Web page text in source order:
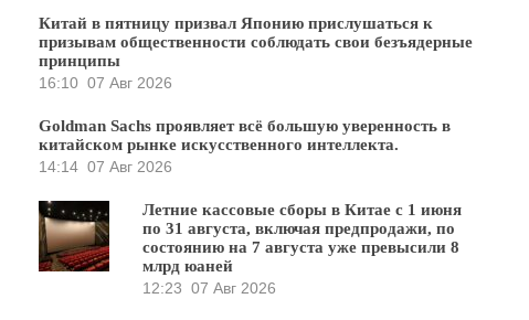
Китай в пятницу призвал Японию прислушаться к
призывам общественности соблюдать свои безъядерные
принципы
16:10 07 Авг 2026
Goldman Sachs проявляет всё большую уверенность в
китайском рынке искусственного интеллекта.
14:14 07 Авг 2026
Летние кассовые сборы в Китае с 1 июня
по 31 августа, включая предпродажи, по
состоянию на 7 августа уже превысили 8
млрд юаней
12:23 07 Авг 2026